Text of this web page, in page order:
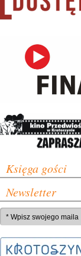
Księga gości
Newsletter